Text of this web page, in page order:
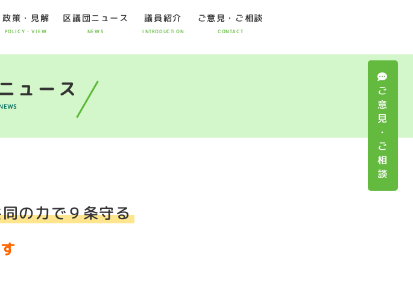
ご
意
見
・
ご
相
談
政策・見解
POLICY・VIEW
区議団ニュース
NEWS
議員紹介
INTRODUCTION
ご意見・ご相談
CONTACT
ュース
の力で９条守る